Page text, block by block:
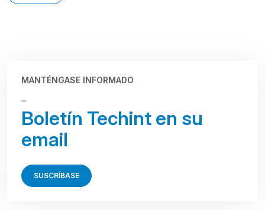
MANTÉNGASE INFORMADO
Boletín Techint en su
email
SUSCRÍBASE